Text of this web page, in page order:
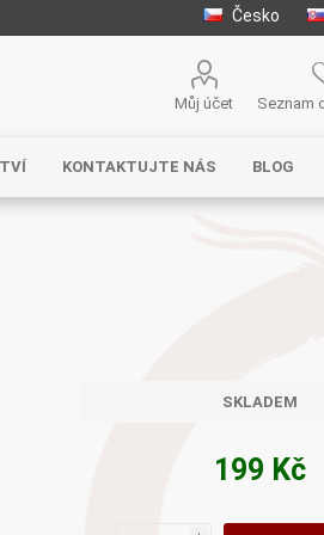
Česko
Můj účet Seznam
KONTAKTUJTE NÁS BLOG
SKLADEM
199 Kč